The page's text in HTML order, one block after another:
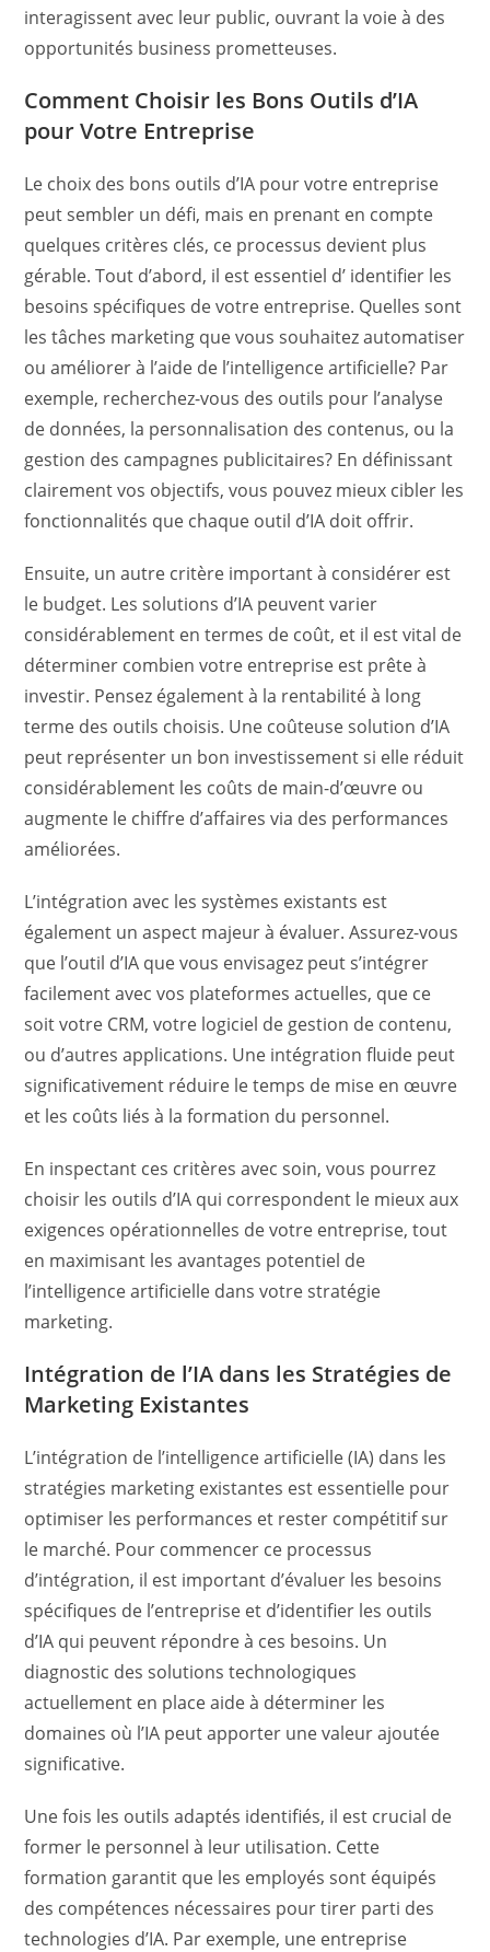
interagissent avec leur public, ouvrant la voie à des
opportunités business prometteuses.
Comment Choisir les Bons Outils d’IA
pour Votre Entreprise
Le choix des bons outils d’IA pour votre entreprise
peut sembler un défi, mais en prenant en compte
quelques critères clés, ce processus devient plus
gérable. Tout d’abord, il est essentiel d’ identifier les
besoins spécifiques de votre entreprise. Quelles sont
les tâches marketing que vous souhaitez automatiser
ou améliorer à l’aide de l’intelligence artificielle? Par
exemple, recherchez-vous des outils pour l’analyse
de données, la personnalisation des contenus, ou la
gestion des campagnes publicitaires? En définissant
clairement vos objectifs, vous pouvez mieux cibler les
fonctionnalités que chaque outil d’IA doit offrir.
Ensuite, un autre critère important à considérer est
le budget. Les solutions d’IA peuvent varier
considérablement en termes de coût, et il est vital de
déterminer combien votre entreprise est prête à
investir. Pensez également à la rentabilité à long
terme des outils choisis. Une coûteuse solution d’IA
peut représenter un bon investissement si elle réduit
considérablement les coûts de main-d’œuvre ou
augmente le chiffre d’affaires via des performances
améliorées.
L’intégration avec les systèmes existants est
également un aspect majeur à évaluer. Assurez-vous
que l’outil d’IA que vous envisagez peut s’intégrer
facilement avec vos plateformes actuelles, que ce
soit votre CRM, votre logiciel de gestion de contenu,
ou d’autres applications. Une intégration fluide peut
significativement réduire le temps de mise en œuvre
et les coûts liés à la formation du personnel.
En inspectant ces critères avec soin, vous pourrez
choisir les outils d’IA qui correspondent le mieux aux
exigences opérationnelles de votre entreprise, tout
en maximisant les avantages potentiel de
l’intelligence artificielle dans votre stratégie
marketing.
Intégration de l’IA dans les Stratégies de
Marketing Existantes
L’intégration de l’intelligence artificielle (IA) dans les
stratégies marketing existantes est essentielle pour
optimiser les performances et rester compétitif sur
le marché. Pour commencer ce processus
d’intégration, il est important d’évaluer les besoins
spécifiques de l’entreprise et d’identifier les outils
d’IA qui peuvent répondre à ces besoins. Un
diagnostic des solutions technologiques
actuellement en place aide à déterminer les
domaines où l’IA peut apporter une valeur ajoutée
significative.
Une fois les outils adaptés identifiés, il est crucial de
former le personnel à leur utilisation. Cette
formation garantit que les employés sont équipés
des compétences nécessaires pour tirer parti des
technologies d’IA. Par exemple, une entreprise